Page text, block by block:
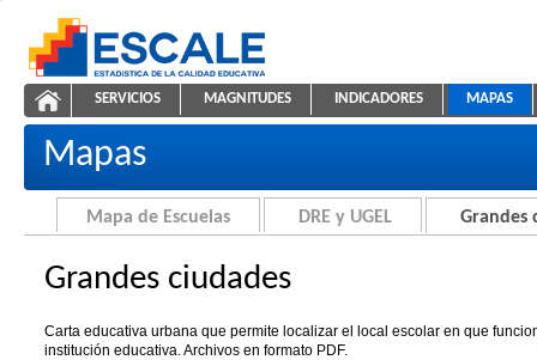
ESCALE - Unidad de Estadística Educativa
Grandes ciudades
NAVEGACIÓN
SERVICIOS MAGNITUDES INDICADORES MAPAS
Mapas
Mapa de Escuelas DRE y UGEL Grandes
Grandes ciudades
Carta educativa urbana que permite localizar el local escolar en que
institución educativa. Archivos en formato PDF.